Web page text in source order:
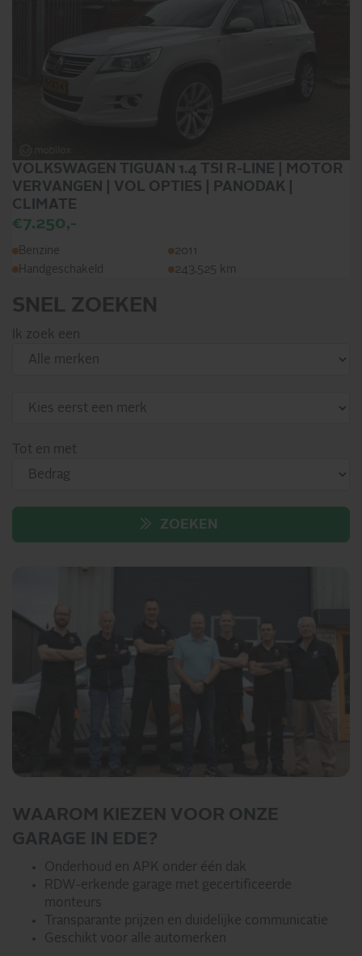
VOLKSWAGEN TIGUAN 1.4 TSI R-LINE | MOTOR
VERVANGEN | VOL OPTIES | PANODAK |
CLIMATE
€7.250,-
Benzine
2011
Handgeschakeld
243.525 km
SNEL ZOEKEN
Ik zoek een
Tot en met
ZOEKEN
WAAROM KIEZEN VOOR ONZE
GARAGE IN EDE?
Onderhoud en APK onder één dak
RDW-erkende garage met gecertificeerde
monteurs
Transparante prijzen en duidelijke communicatie
Geschikt voor alle automerken